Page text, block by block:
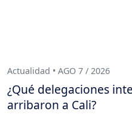
Actualidad • AGO 7 / 2026
¿Qué delegaciones
arribaron a Cali?